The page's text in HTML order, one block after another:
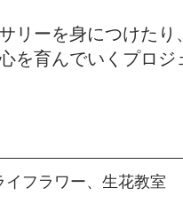
リーを身につけたり
を育んでいくプロジ
フラワー、生花教室